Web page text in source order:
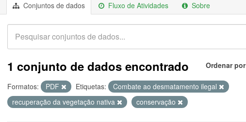
Conjuntos de dados Fluxo de Atividades Sobre
Ordenar por
1 conjunto de dados encontrado
Formatos: PDF Etiquetas:
Combate ao desmatamento ilegal
recuperação da vegetação nativa
conservação